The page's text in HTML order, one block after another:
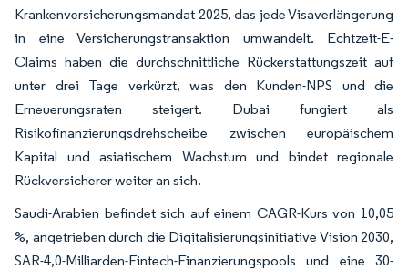
Krankenversicherungsmandat 2025, das jede Visaverlängerung
in eine Versicherungstransaktion umwandelt. Echtzeit-E-
Claims haben die durchschnittliche Rückerstattungszeit auf
unter drei Tage verkürzt, was den Kunden-NPS und die
Erneuerungsraten steigert. Dubai fungiert als
Risikofinanzierungsdrehscheibe zwischen europäischem
Kapital und asiatischem Wachstum und bindet regionale
Rückversicherer weiter an sich.
Saudi-Arabien befindet sich auf einem CAGR-Kurs von 10,05
%, angetrieben durch die Digitalisierungsinitiative Vision 2030,
SAR-4,0-Milliarden-Fintech-Finanzierungspools und eine 30-